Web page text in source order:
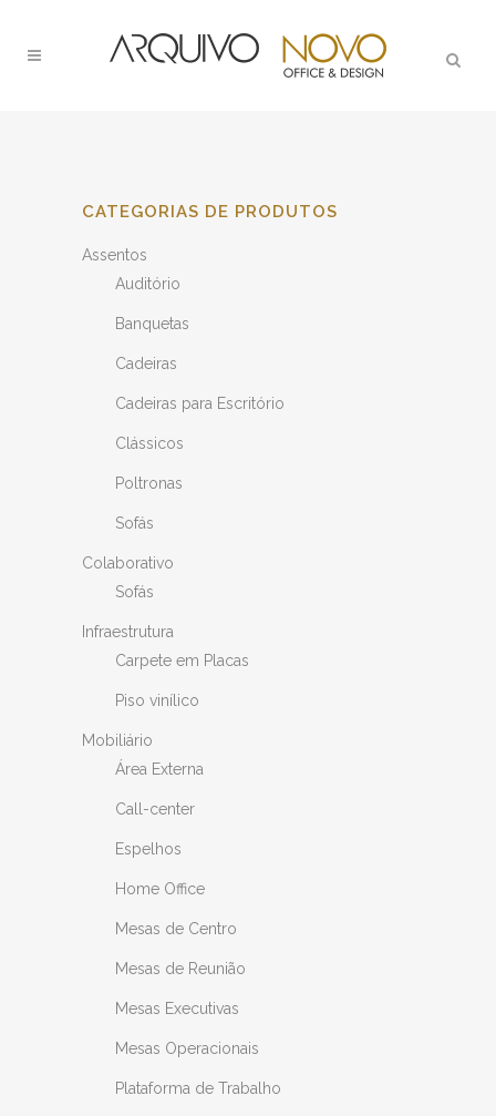
CATEGORIAS DE PRODUTOS
Assentos
Auditório
Banquetas
Cadeiras
Cadeiras para Escritório
Clássicos
Poltronas
Sofás
Colaborativo
Sofás
Infraestrutura
Carpete em Placas
Piso vinílico
Mobiliário
Área Externa
Call-center
Espelhos
Home Office
Mesas de Centro
Mesas de Reunião
Mesas Executivas
Mesas Operacionais
Plataforma de Trabalho